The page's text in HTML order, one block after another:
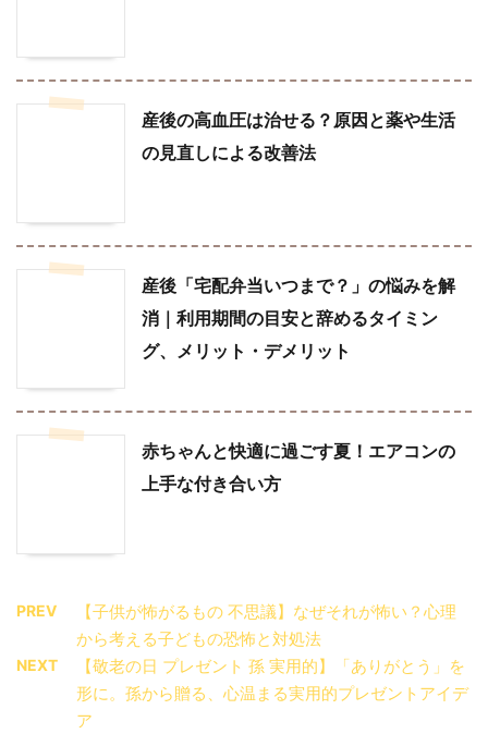
産後の高血圧は治せる？原因と薬や生活
の見直しによる改善法
産後「宅配弁当いつまで？」の悩みを解
消｜利用期間の目安と辞めるタイミン
グ、メリット・デメリット
赤ちゃんと快適に過ごす夏！エアコンの
上手な付き合い方
PREV
【子供が怖がるもの 不思議】なぜそれが怖い？心理
から考える子どもの恐怖と対処法
NEXT
【敬老の日 プレゼント 孫 実用的】「ありがとう」を
形に。孫から贈る、心温まる実用的プレゼントアイデ
ア